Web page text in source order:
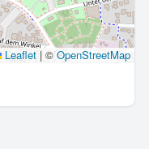
Leaflet |©OpenStreetMap